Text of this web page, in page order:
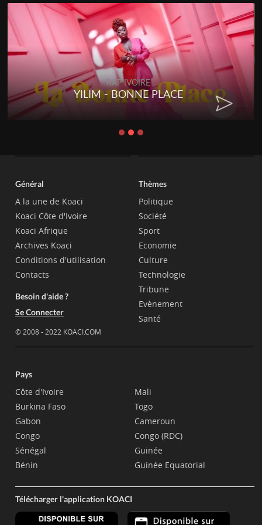
RAP IVOIRE
YILIM - BONNE PLACE
Général
A la une de Koaci
Koaci Côte d'Ivoire
Koaci Afrique
Archives Koaci
Conditions d'utilisation
Contacts
Besoin d'aide ?
Se Connecter
© 2008 - 2022 KOACI.COM
Thèmes
Politique
Société
Sport
Economie
Culture
Technologie
Tribune
Evènement
Santé
Pays
Côte d'Ivoire
Burkina Faso
Gabon
Congo
Sénégal
Bénin
Mali
Togo
Cameroun
Congo (RDC)
Guinée
Guinée Equatorial
Télécharger l'application KOACI